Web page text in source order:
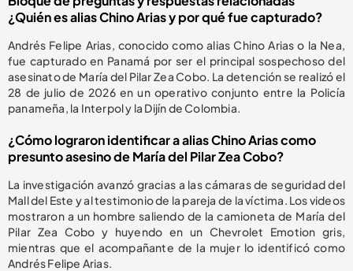
¿Quién es alias Chino Arias y por qué fue capturado?
Andrés Felipe Arias, conocido como alias Chino Arias o la Nea,
fue capturado en Panamá por ser el principal sospechoso del
asesinato de María del Pilar Zea Cobo. La detención se realizó el
28 de julio de 2026 en un operativo conjunto entre la Policía
panameña, la Interpol y la Dijín de Colombia.
¿Cómo lograron identificar a alias Chino Arias como
presunto asesino de María del Pilar Zea Cobo?
La investigación avanzó gracias a las cámaras de seguridad del
Mall del Este y al testimonio de la pareja de la víctima. Los videos
mostraron a un hombre saliendo de la camioneta de María del
Pilar Zea Cobo y huyendo en un Chevrolet Emotion gris,
mientras que el acompañante de la mujer lo identificó como
Andrés Felipe Arias.